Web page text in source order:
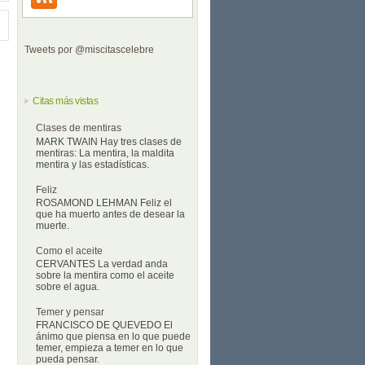
Tweets por @miscitascelebre
Citas más vistas
Clases de mentiras
MARK TWAIN Hay tres clases de
mentiras: La mentira, la maldita
mentira y las estadísticas.
Feliz
ROSAMOND LEHMAN Feliz el
que ha muerto antes de desear la
muerte.
Como el aceite
CERVANTES La verdad anda
sobre la mentira como el aceite
sobre el agua.
Temer y pensar
FRANCISCO DE QUEVEDO El
ánimo que piensa en lo que puede
temer, empieza a temer en lo que
pueda pensar.